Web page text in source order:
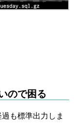
ので困る
も標準出力しま